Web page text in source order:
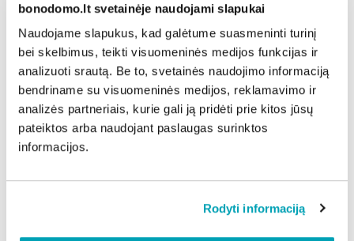
bonodomo.lt svetainėje naudojami slapukai
Naudojame slapukus, kad galėtume suasmeninti turinį
bei skelbimus, teikti visuomeninės medijos funkcijas ir
analizuoti srautą. Be to, svetainės naudojimo informaciją
bendriname su visuomeninės medijos, reklamavimo ir
analizės partneriais, kurie gali ją pridėti prie kitos jūsų
pateiktos arba naudojant paslaugas surinktos
informacijos.
Rodyti informaciją
koncertų salės choras „Aukuras“, Klaipėdos jaunimo
teatro aktoriai (Jono bažnyčios erdvė)
19.00–21.00 Žiemos diskoteka su DJ Montello
GRUODŽIO 27 D., ŠEŠTADIENIS
17.00 Laukiam stebuklingų metų. Jauki, žaisminga ir
įtraukianti programa visai šeimai
19.00–21.00 Link Naujųjų Metų – žiemiška diskoteka su
GRUODŽIO 31 D., TREČIADIENIS
22.00-23.55 Šventinis koncertas. Į stebuklingus